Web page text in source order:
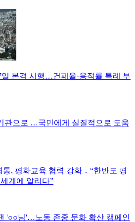
본격 시행…건폐율·용적률 특례 부
관으로 …국민에게 실질적으로 도움
, 평화교육 협력 강화 ․ “한반도 평
계에 알리다”
'○○님'…노동 존중 문화 확산 캠페인